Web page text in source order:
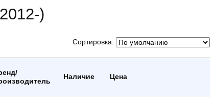
)
Сортировка:
Наличие Цена